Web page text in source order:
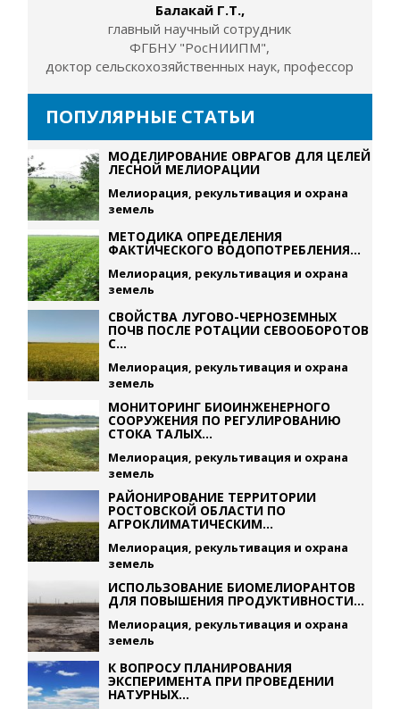
Балакай Г.Т.,
главный научный сотрудник
ФГБНУ "РосНИИПМ",
доктор сельскохозяйственных наук, профессор
ПОПУЛЯРНЫЕ СТАТЬИ
МОДЕЛИРОВАНИЕ ОВРАГОВ ДЛЯ ЦЕЛЕЙ
ЛЕСНОЙ МЕЛИОРАЦИИ
Мелиорация, рекультивация и охрана
земель
МЕТОДИКА ОПРЕДЕЛЕНИЯ
ФАКТИЧЕСКОГО ВОДОПОТРЕБЛЕНИЯ...
Мелиорация, рекультивация и охрана
земель
СВОЙСТВА ЛУГОВО-ЧЕРНОЗЕМНЫХ
ПОЧВ ПОСЛЕ РОТАЦИИ СЕВООБОРОТОВ
С...
Мелиорация, рекультивация и охрана
земель
МОНИТОРИНГ БИОИНЖЕНЕРНОГО
СООРУЖЕНИЯ ПО РЕГУЛИРОВАНИЮ
СТОКА ТАЛЫХ...
Мелиорация, рекультивация и охрана
земель
РАЙОНИРОВАНИЕ ТЕРРИТОРИИ
РОСТОВСКОЙ ОБЛАСТИ ПО
АГРОКЛИМАТИЧЕСКИМ...
Мелиорация, рекультивация и охрана
земель
ИСПОЛЬЗОВАНИЕ БИОМЕЛИОРАНТОВ
ДЛЯ ПОВЫШЕНИЯ ПРОДУКТИВНОСТИ...
Мелиорация, рекультивация и охрана
земель
К ВОПРОСУ ПЛАНИРОВАНИЯ
ЭКСПЕРИМЕНТА ПРИ ПРОВЕДЕНИИ
НАТУРНЫХ...